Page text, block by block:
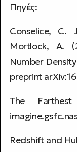
Πηγές:
Conselice, C.
Mortlock, A.
Number
preprint
The
Redshift and